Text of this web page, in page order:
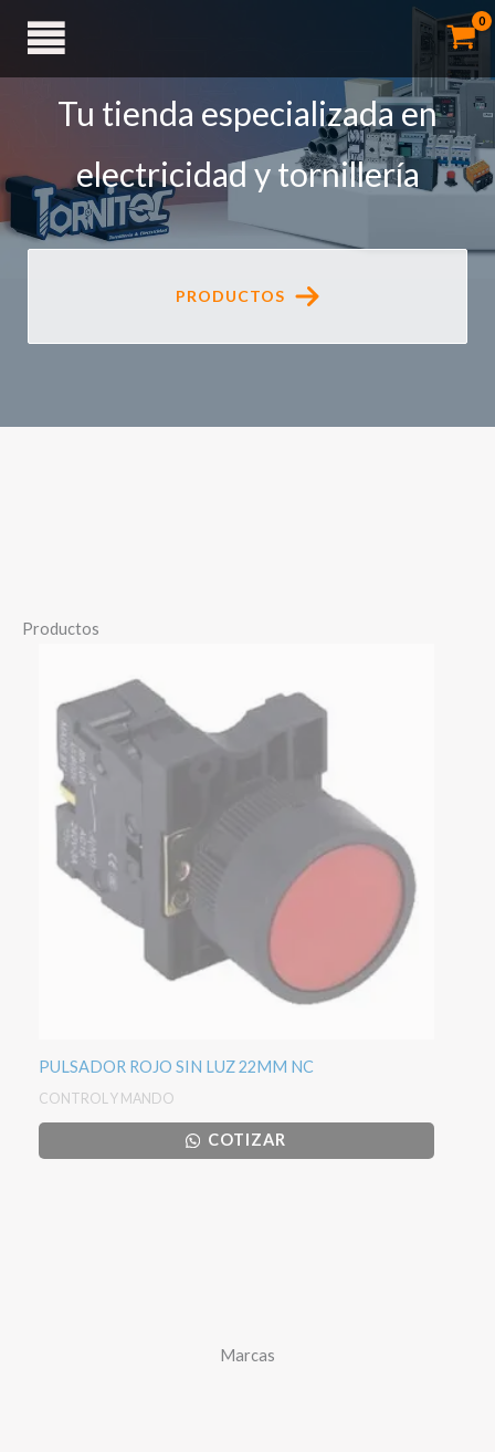
contenido
Tu tienda especializada en
electricidad y tornillería
PRODUCTOS
Productos
PULSADOR ROJO SIN LUZ 22MM NC
CONTROL Y MANDO
COTIZAR
Marcas